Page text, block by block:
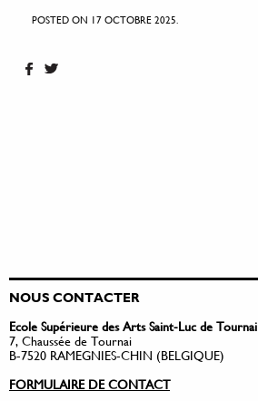
POSTED ON 17 OCTOBRE 2025.
NOUS CONTACTER
Ecole Supérieure des Arts Saint-Luc de Tournai
7, Chaussée de Tournai
B-7520 RAMEGNIES-CHIN (BELGIQUE)
FORMULAIRE DE CONTACT